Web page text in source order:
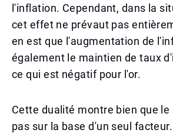
l'inflation. Cependant, dans la
cet effet ne prévaut pas
en est que l'augmentation de
également le maintien de taux
ce qui est négatif pour l'or.
Cette dualité montre bien que le
pas sur la base d'un seul